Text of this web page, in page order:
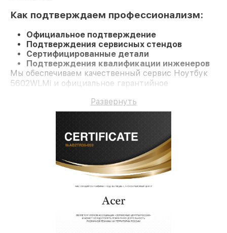
Как подтверждаем профессионализм:
Официальное подтверждение
Подтверждения сервисных стендов
Сертифицированные детали
Подтверждения квалификации инженеров
Мы обеспечиваем качественный сервис Ноутбук
5602WLMi и официальное гарантийное
Развернуть